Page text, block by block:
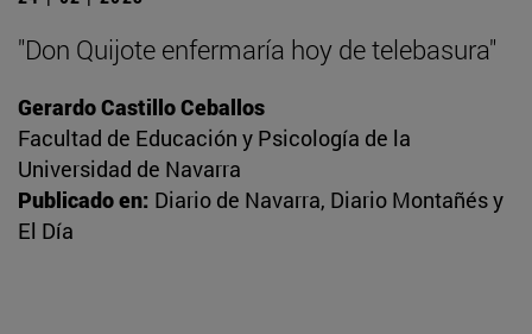
"Don Quijote enfermaría hoy de telebasura"
Gerardo Castillo Ceballos
Facultad de Educación y Psicología de la
Universidad de Navarra
Publicado en: Diario de Navarra, Diario Montañés y
El Día